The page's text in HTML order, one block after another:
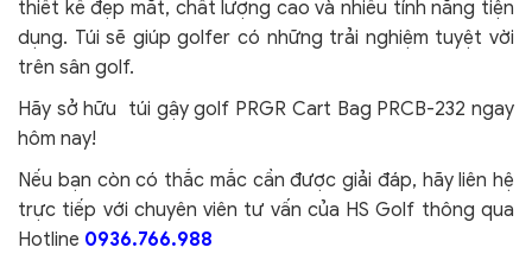
thiết kế đẹp mắt, chất lượng cao và nhiều tính năng tiện
dụng. Túi sẽ giúp golfer có những trải nghiệm tuyệt vời
trên sân golf.
Hãy sở hữu túi gậy golf PRGR Cart Bag PRCB-232 ngay
hôm nay!
Nếu bạn còn có thắc mắc cần được giải đáp, hãy liên hệ
trực tiếp với chuyên viên tư vấn của HS Golf thông qua
Hotline 0936.766.988